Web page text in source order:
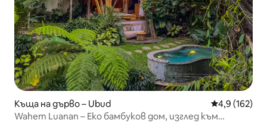
Къща на дърво – Ubud Средна
4,9 (162)
Wahem Luanan – Еко бамбуков дом, изглед към